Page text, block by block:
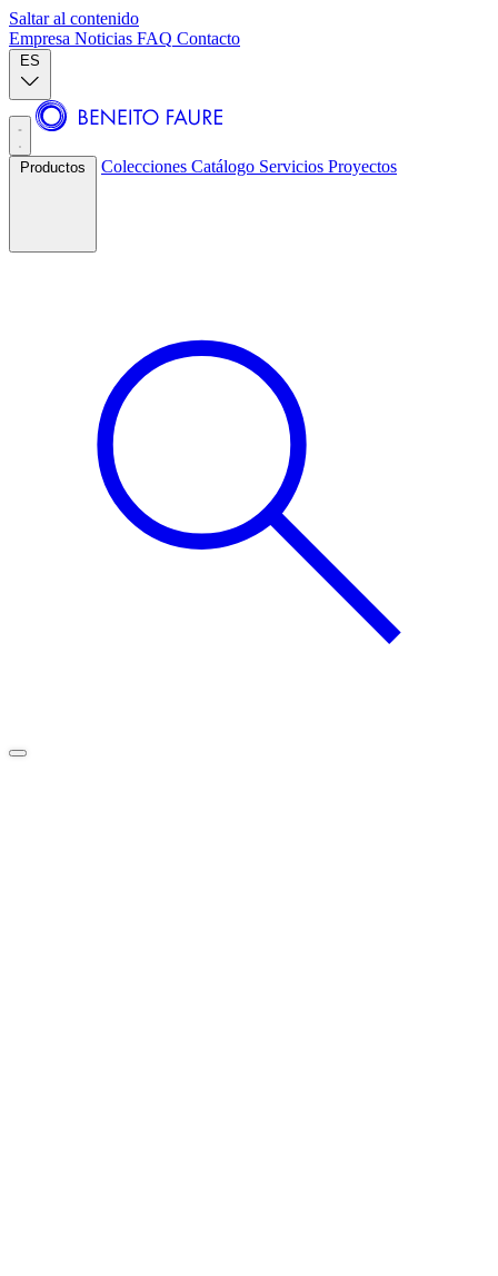
Saltar al contenido
Empresa Noticias FAQ Contacto
ES
Productos Colecciones Catálogo Servicios Proyectos